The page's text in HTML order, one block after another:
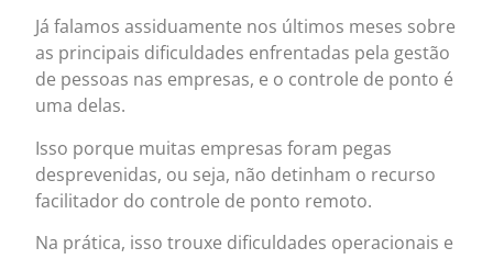
Já falamos assiduamente nos últimos meses sobre
as principais dificuldades enfrentadas pela gestão
de pessoas nas empresas, e o controle de ponto é
uma delas.
Isso porque muitas empresas foram pegas
desprevenidas, ou seja, não detinham o recurso
facilitador do controle de ponto remoto.
Na prática, isso trouxe dificuldades operacionais e